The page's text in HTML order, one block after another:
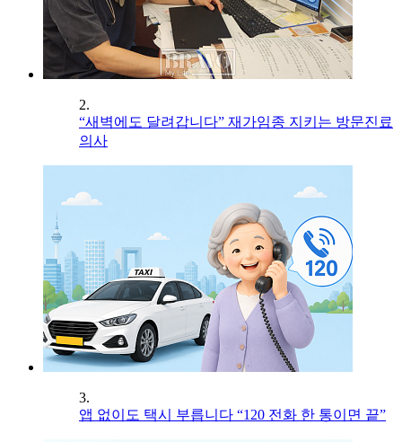
2.
“새벽에도 달려갑니다” 재가임종 지키는 방문진료
의사
3.
앱 없이도 택시 부릅니다 “120 전화 한 통이면 끝”